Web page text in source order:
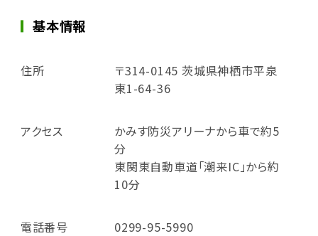
基本情報
住所
〒314-0145 茨城県神栖市平泉
東1-64-36
アクセス
かみす防災アリーナから車で約5
分
東関東自動車道「潮来IC」から約
10分
電話番号 0299-95-5990